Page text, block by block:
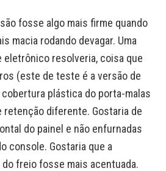
fosse algo mais firme quando
macia rodando devagar. Uma
eletrônico resolveria, coisa que
(este de teste é a versão de
plástica do porta-malas
diferente. Gostaria de
do painel e não enfurnadas
console. Gostaria que a
freio fosse mais acentuada.